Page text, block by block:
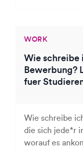
WORK
Wie schreibe
Bewerbung?
fuer
Wie schreibe
die sich jede*r
worauf es